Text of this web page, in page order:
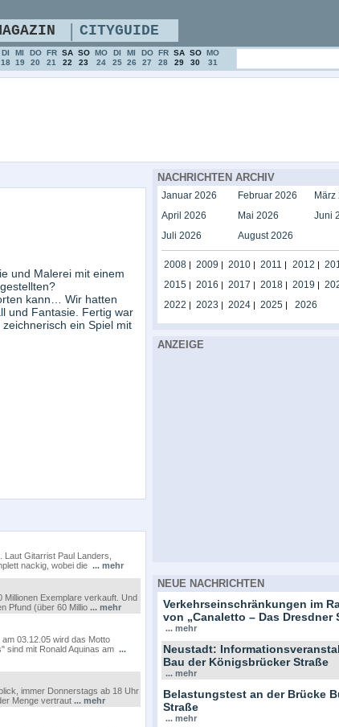
und Malerei mit einem
kann… Wir hatten
und Fantasie. Fertig war
ein Spiel mit
Gitarrist Paul Landers,
nackig, wobei die ... mehr
Millionen Exemplare verkauft. Und
Pfund (über 60 Millio ... mehr
03.12.05 wird das Motto
sind mit Ronald Aquinas am ...
immer Donnerstags ab 18 Uhr
Menge vertraut ... mehr
NACHRICHTEN ARCHIV
Januar 2026 Februar 2026
März
April 2026
Mai 2026
Juni
Juli 2026
August 2026
2008| 2009 | 2010| 2011 | 2012 |
2015| 2016 | 2017 | 2018| 2019 |
2022 | 2023 | 2024| 2025| 2026
ANZEIGE
NEUE NACHRICHTEN
Verkehrseinschränkungen im
von „Canaletto – Das Dresdner
... mehr
Neustadt:
Bau der Königsbrücker Straße
... mehr
Belastungstest an der Brücke
Straße
... mehr
| CITYGUIDE
DI
18
MI
19
DO
20
FR
21
SA
22
SO
23
MO
24
DI
25
MI
26
DO
27
FR
28
SA
29
SO
30
MO
31